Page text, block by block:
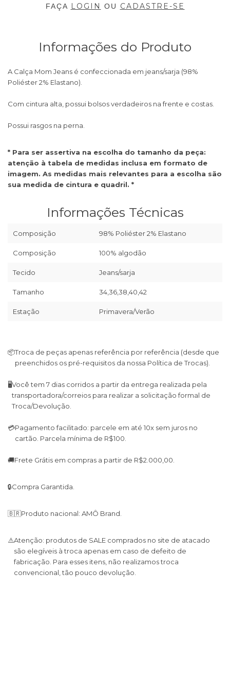
FAÇA LOGIN OU CADASTRE-SE
Informações do Produto
A Calça Mom Jeans é confeccionada em jeans/sarja (98%
Poliéster 2% Elastano).
Com cintura alta, possui bolsos verdadeiros na frente e costas.
Possui rasgos na perna.
* Para ser assertiva na escolha do tamanho da peça:
atenção à tabela de medidas inclusa em formato de
imagem. As medidas mais relevantes para a escolha são
sua medida de cintura e quadril. *
Informações Técnicas
Composição 98% Poliéster 2% Elastano
Composição 100% algodão
Tecido Jeans/sarja
Tamanho 34,36,38,40,42
Estação Primavera/Verão
📦Troca de peças apenas referência por referência (desde que
preenchidos os pré-requisitos da nossa Política de Trocas).
🖥Você tem 7 dias corridos a partir da entrega realizada pela
transportadora/correios para realizar a solicitação formal de
Troca/Devolução.
💳Pagamento facilitado: parcele em até 10x sem juros no
cartão. Parcela mínima de R$100.
🚚Frete Grátis em compras a partir de R$2.000,00.
🔒Compra Garantida.
🇧🇷Produto nacional: AMÔ Brand.
⚠️Atenção: produtos de SALE comprados no site de atacado
são elegíveis à troca apenas em caso de defeito de
fabricação. Para esses itens, não realizamos troca
convencional, tão pouco devolução.